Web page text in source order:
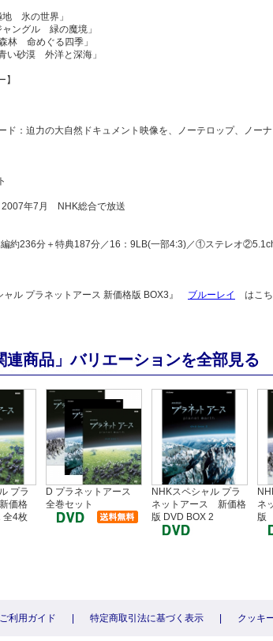
地 氷の世界」
ャングル 緑の魔境」
林 命めぐる四季」
い砂漠 外洋と深海」
】
ド：迫力の大自然ドキュメント映像を、ノーテロップ、ノーナ
2007年7月 NHK総合で放送
約236分＋特典187分／16：9LB(一部4:3)／①ステレオ
ャル プラネットアース 新価格版 BOX3』 ブルーレイ はこち
連商品」バリエーションを全部見る
プラ
価格
全4枚
D プラネットアース
全巻セット
NHKスペシャル プラ
ネットアース 新価格
版 DVD BOX 2
ネ
版
ご利用ガイド 特定商取引法に基づく表示 クッキ